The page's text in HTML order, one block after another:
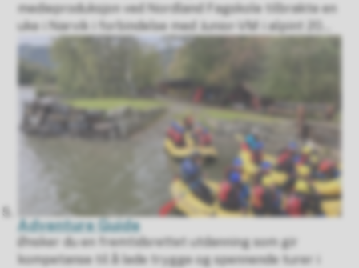
medieproduksjon ved Nordland Fagskole tilbrakte en
uke i Narvik i forbindelse med Junior-VM i alpint 20...
Adventure Guide
Ønsker du en fremtidsrettet utdanning som gir
kompetanse til å lede trygge og spennende turer i